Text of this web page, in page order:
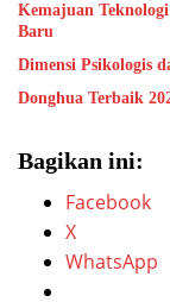
Kemajuan
Baru
Dimensi Psikologis
Donghua Terbaik
Bagikan ini:
Facebook
X
WhatsApp